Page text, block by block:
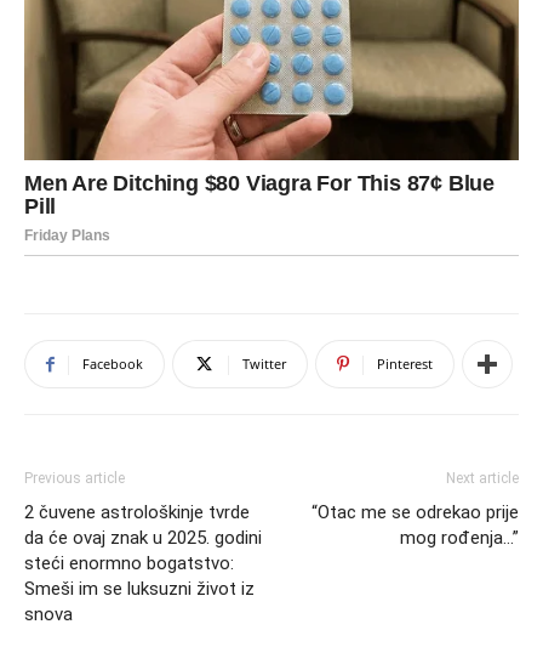
Facebook Twitter Pinterest
Previous article
2 čuvene astrološkinje tvrde
da će ovaj znak u 2025. godini
steći enormno bogatstvo:
Smeši im se luksuzni život iz
snova
Next article
“Otac me se odrekao prije
mog rođenja…”